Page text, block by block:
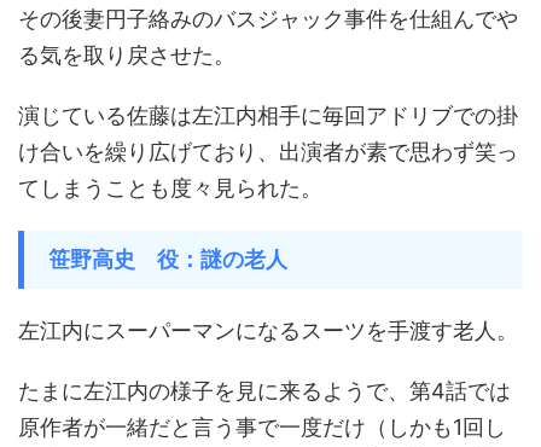
その後妻円子絡みのバスジャック事件を仕組んでや
る気を取り戻させた。
演じている佐藤は左江内相手に毎回アドリブでの掛
け合いを繰り広げており、出演者が素で思わず笑っ
てしまうことも度々見られた。
笹野高史 役：謎の老人
左江内にスーパーマンになるスーツを手渡す老人。
たまに左江内の様子を見に来るようで、第4話では
原作者が一緒だと言う事で一度だけ（しかも1回し